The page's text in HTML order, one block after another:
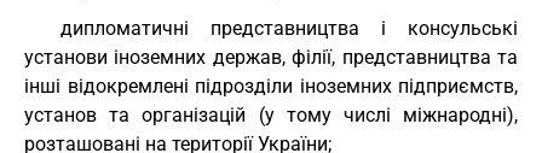
дипломатичні представництва і консульські
установи іноземних держав, філії, представництва та
інші відокремлені підрозділи іноземних підприємств,
установ та організацій (у тому числі міжнародні),
розташовані на території України;